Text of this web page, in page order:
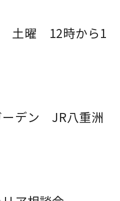
土曜 12時から1
ーデン JR八重洲